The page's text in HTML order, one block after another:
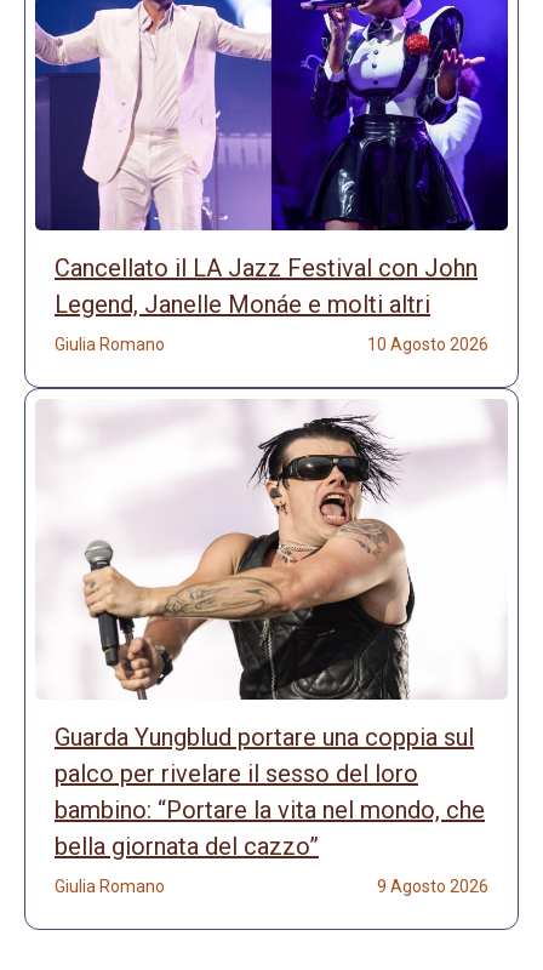
Cancellato il LA Jazz Festival con John
Legend, Janelle Monáe e molti altri
Giulia Romano 10 Agosto 2026
Guarda Yungblud portare una coppia sul
palco per rivelare il sesso del loro
bambino: “Portare la vita nel mondo, che
bella giornata del cazzo”
Giulia Romano 9 Agosto 2026